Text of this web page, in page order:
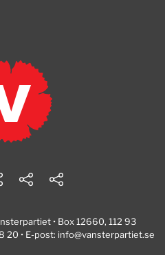
• Box 12660, 112 93
20 • E-post: info@vansterpartiet.se